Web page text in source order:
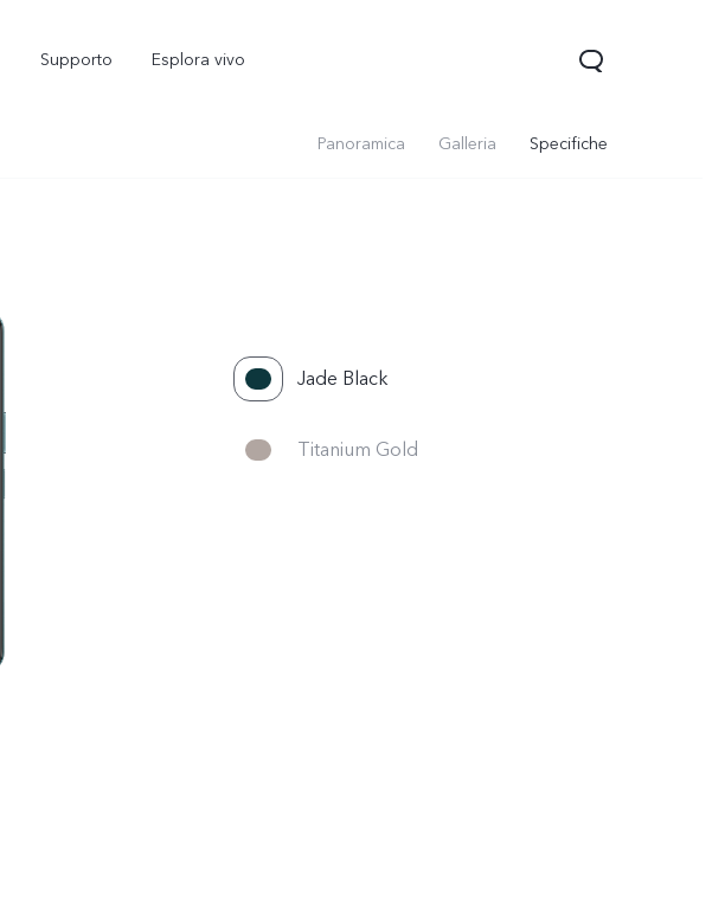
Supporto Esplora vivo
V70 FE
Panoramica Galleria Specifiche
Jade Black
Titanium Gold